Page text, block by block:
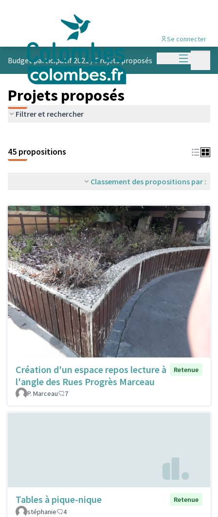
Menu
Se connecter
Budget participatif 2021 /Projets proposés
Projets proposés
Filtrer et rechercher
45 propositions
Classement des propositions par :
Création d'un espace repos lecture à
l'angle des Rues Progrès Marceau
Retenue
P. Marceau 7
Tables à pique-nique
Retenue
stéphanie
4